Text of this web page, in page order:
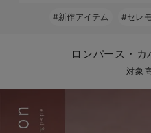
ツーウェイオール・2WAYオール（
ロンパース・カバーオール
ベビー スカート
ベビーベッド・布団 （ベビー・新生
ベビー安全グッズ
猛暑からベビーを守るひんやりグッズ
ベビー 夏のお役立ちグッズ特集
【アウトレット】ワンピース
【アウトレット】インナー
抗菌防臭加工
冷房対策
再入荷｜インナー#新作アイテム #セレ
ロンパース・
対象